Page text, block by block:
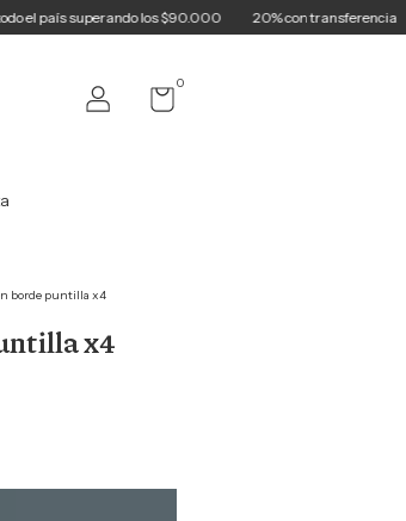
los $90.000 20% con transferencia 3 cuotas
0
borde puntilla x4
x4